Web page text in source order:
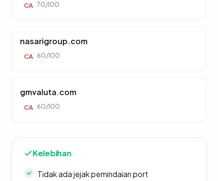
CA 70/100
nasarigroup.com
CA 60/100
gmvaluta.com
CA 60/100
Kelebihan
Tidak ada jejak pemindaian port